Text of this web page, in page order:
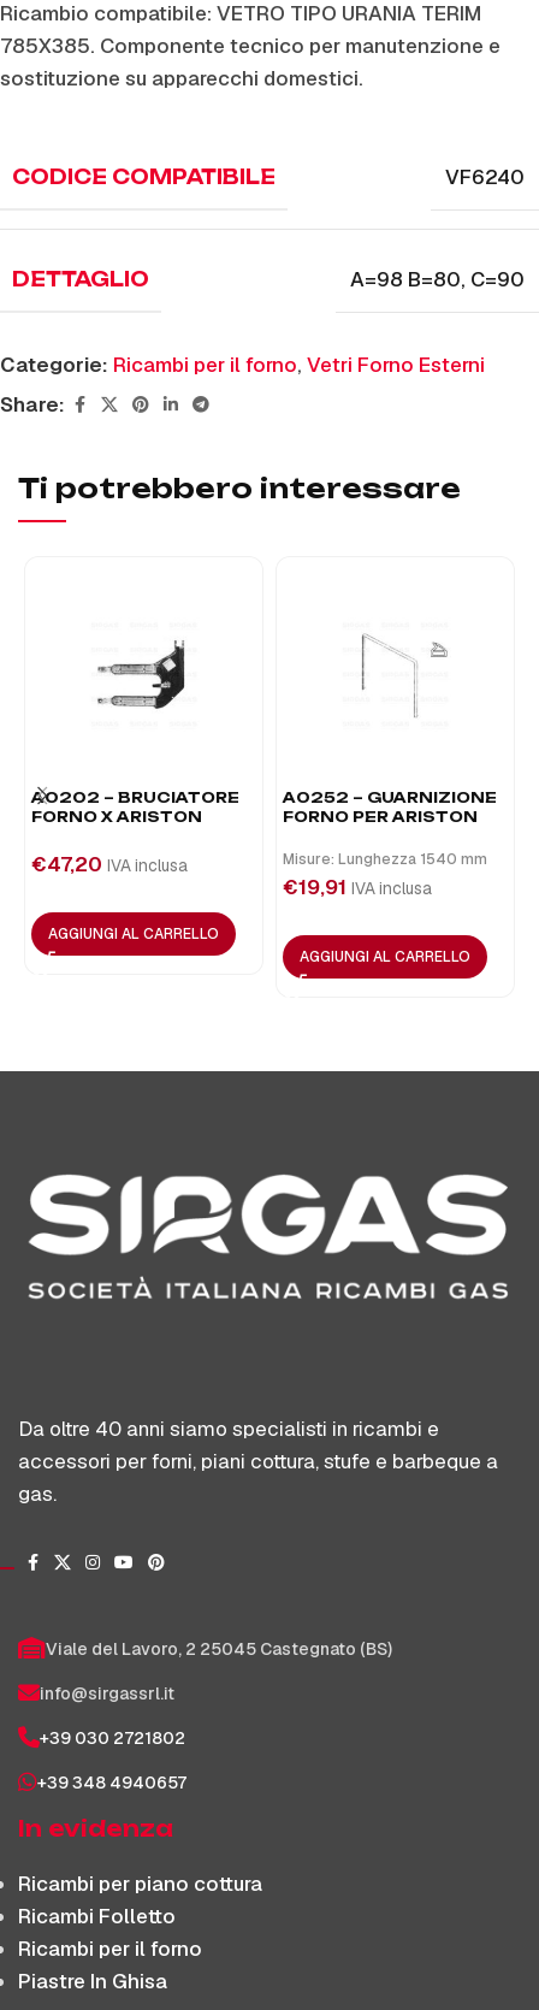
Ricambio compatibile: VETRO TIPO URANIA TERIM
785X385. Componente tecnico per manutenzione e
sostituzione su apparecchi domestici.
CODICE COMPATIBILE VF6240
DETTAGLIO A=98 B=80, C=90
Categorie: Ricambi per il forno, Vetri Forno Esterni
Share:
Ti potrebbero interessare
A0202 – BRUCIATORE
FORNO X ARISTON
€47,20 IVA inclusa
AGGIUNGI AL CARRELLO
A0252 – GUARNIZIONE
FORNO PER ARISTON
Misure: Lunghezza 1540 mm
€19,91 IVA inclusa
AGGIUNGI AL CARRELLO
Da oltre 40 anni siamo specialisti in ricambi e
accessori per forni, piani cottura, stufe e barbeque a
gas.
Viale del Lavoro, 2 25045 Castegnato (BS)
info@sirgassrl.it
+39 030 2721802
+39 348 4940657
In evidenza
Ricambi per piano cottura
Ricambi Folletto
Ricambi per il forno
Piastre In Ghisa